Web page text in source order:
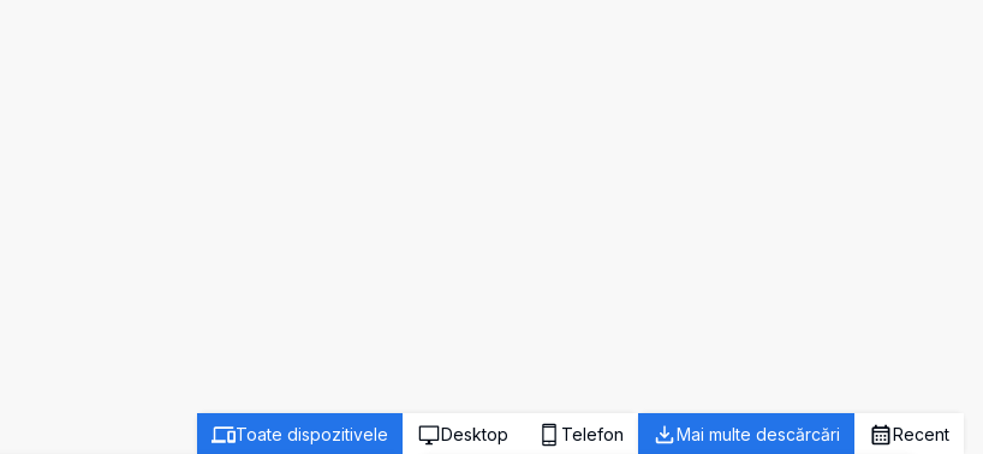
Toate dispozitivele Desktop Telefon Mai multe descărcări Recent